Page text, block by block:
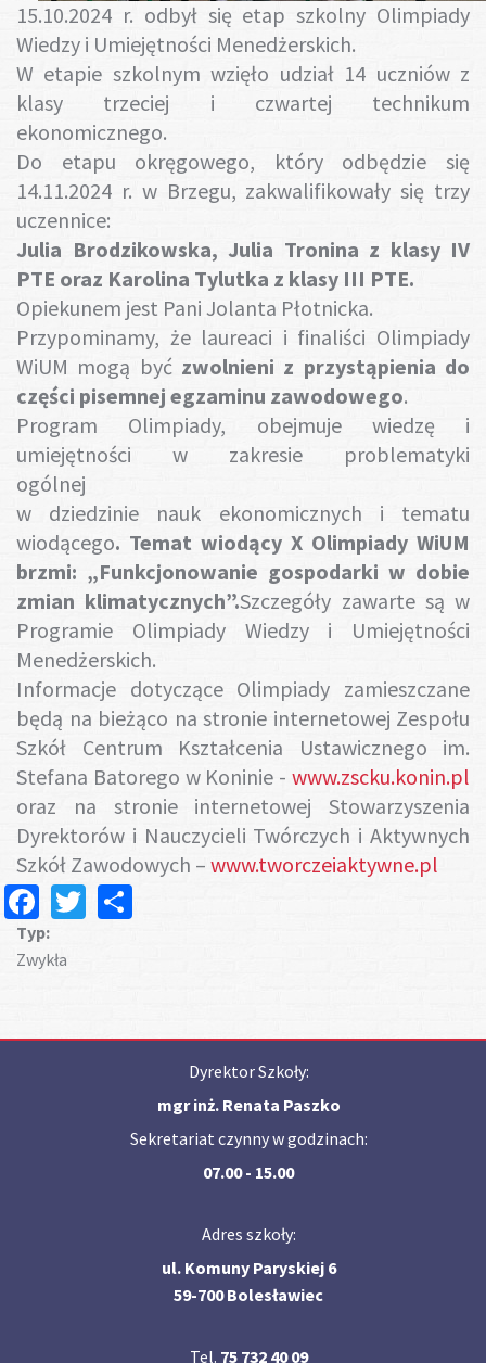
15.10.2024 r. odbył się etap szkolny Olimpiady
Wiedzy i Umiejętności Menedżerskich.
W etapie szkolnym wzięło udział 14 uczniów z
klasy trzeciej i czwartej technikum
ekonomicznego.
Do etapu okręgowego, który odbędzie się
14.11.2024 r. w Brzegu, zakwalifikowały się trzy
uczennice:
Julia Brodzikowska, Julia Tronina z klasy IV
PTE oraz Karolina Tylutka z klasy III PTE.
Opiekunem jest Pani Jolanta Płotnicka.
Przypominamy, że laureaci i finaliści Olimpiady
WiUM mogą być zwolnieni z przystąpienia do
części pisemnej egzaminu zawodowego.
Program Olimpiady, obejmuje wiedzę i
umiejętności w zakresie problematyki
ogólnej
w dziedzinie nauk ekonomicznych i tematu
wiodącego. Temat wiodący X Olimpiady WiUM
brzmi: „Funkcjonowanie gospodarki w dobie
zmian klimatycznych”.Szczegóły zawarte są w
Programie Olimpiady Wiedzy i Umiejętności
Menedżerskich.
Informacje dotyczące Olimpiady zamieszczane
będą na bieżąco na stronie internetowej Zespołu
Szkół Centrum Kształcenia Ustawicznego im.
Stefana Batorego w Koninie - www.zscku.konin.pl
oraz na stronie internetowej Stowarzyszenia
Dyrektorów i Nauczycieli Twórczych i Aktywnych
Szkół Zawodowych – www.tworczeiaktywne.pl
Facebook
Twitter
Typ:
Zwykła
Dyrektor Szkoły:
mgr inż. Renata Paszko
Sekretariat czynny w godzinach:
07.00 - 15.00
Adres szkoły:
ul. Komuny Paryskiej 6
59-700 Bolesławiec
Tel. 75 732 40 09